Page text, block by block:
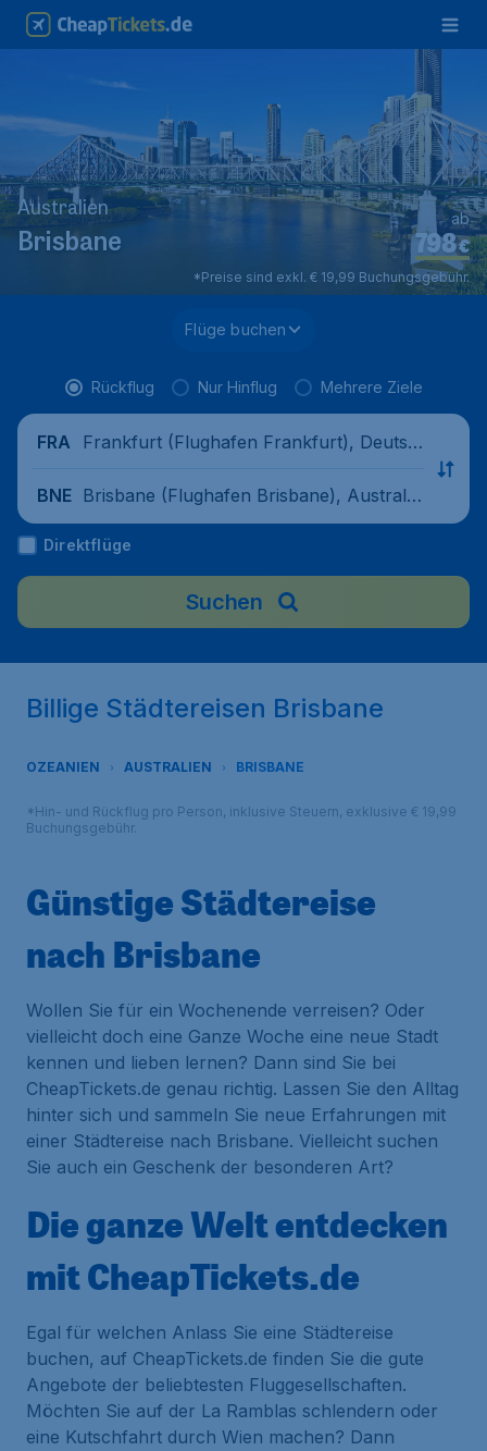
Australien
Brisbane €
798
ab
*Preise sind exkl. € 19,99 Buchungsgebühr.
Flüge buchen
Rückflug Nur Hinflug Mehrere Ziele
FRA
Frankfurt (Flughafen Frankfurt), Deutsc
BNE Brisbane (Flughafen Brisbane), Australie
n
Direktflüge
Suchen
Billige Städtereisen Brisbane
OZEANIEN AUSTRALIEN BRISBANE
*Hin- und Rückflug pro Person, inklusive Steuern, exklusive € 19,99
Buchungsgebühr.
Günstige Städtereise
nach Brisbane
Wollen Sie für ein Wochenende verreisen? Oder
vielleicht doch eine Ganze Woche eine neue Stadt
kennen und lieben lernen? Dann sind Sie bei
CheapTickets.de genau richtig. Lassen Sie den Alltag
hinter sich und sammeln Sie neue Erfahrungen mit
einer Städtereise nach Brisbane. Vielleicht suchen
Sie auch ein Geschenk der besonderen Art?
Die ganze Welt entdecken
mit CheapTickets.de
Egal für welchen Anlass Sie eine Städtereise
buchen, auf CheapTickets.de finden Sie die gute
Angebote der beliebtesten Fluggesellschaften.
Möchten Sie auf der La Ramblas schlendern oder
eine Kutschfahrt durch Wien machen? Dann